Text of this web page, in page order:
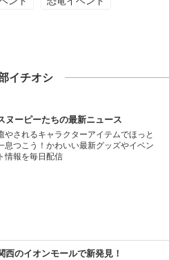
イチオシ
ヌーピーたちの最新ニュース
やされるキャラクターアイテムでほっと
息つこう！かわいい最新グッズやイベン
ト情報を毎日配信
西のイオンモールで新発見！